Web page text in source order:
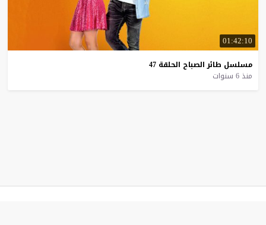
01:42:10
مسلسل طائر الصباح الحلقة 47
منذ 6 سنوات